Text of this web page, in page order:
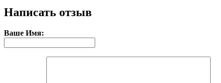
Написать отзыв
Ваше Имя: